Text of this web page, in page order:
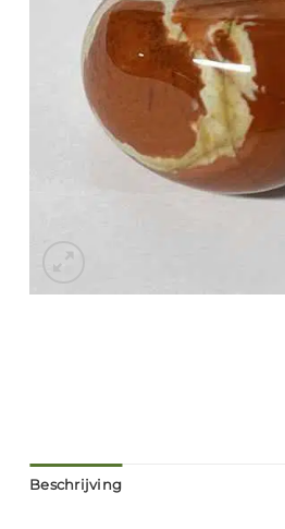
Beschrijving